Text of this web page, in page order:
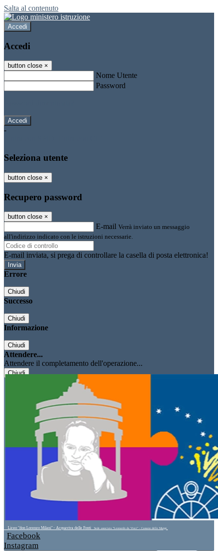
Salta al contenuto
Accedi
Accedi
button close ×
Nome Utente
Password
-
Seleziona utente
button close ×
Recupero password
button close ×
E-mail Verrà inviato un messaggio
all'indirizzo indicato con le istruzioni necessarie.
E-mail inviata, si prega di controllare la casella di posta elettronica!
Errore
Chiudi
Successo
Chiudi
Informazione
Chiudi
Attendere...
Attendere il completamento dell'operazione...
Chiudi
Liceo "don Lorenzo Milani" - Acquaviva delle Fonti Sede associata "Leonardo da Vinci" - Cassano delle Murge
Facebook
Instagram